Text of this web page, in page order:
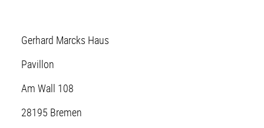
Gerhard Marcks Haus
Pavillon
Am Wall 108
28195 Bremen